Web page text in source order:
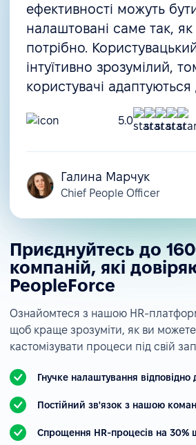
ефективності можуть
налаштовані саме так,
потрібно.
інтуїтивно зрозумілий,
користувачі
5.0
Галина Марчук
Chief People Officer
Приєднуйтесь до
компаній, які
PeopleForce
Ознайомтеся з нашою HR-
щоб краще зрозуміти, як ви
кастомізувати процеси під свій
Гнучке налаштування
Постійний зв'язок з нашою
Спрощення HR-процесів на 30%